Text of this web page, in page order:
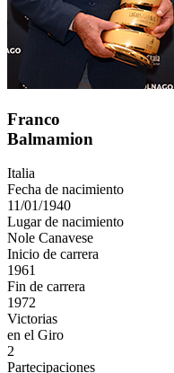
Franco
Balmamion
Italia
Fecha de nacimiento
11/01/1940
Lugar de nacimiento
Nole Canavese
Inicio de carrera
1961
Fin de carrera
1972
Victorias
en el Giro
2
Partecipaciones